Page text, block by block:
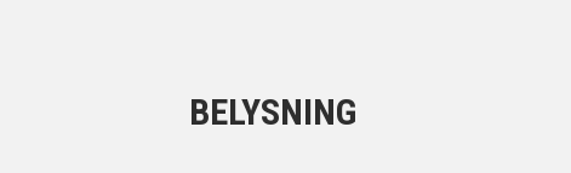
BELYSNING